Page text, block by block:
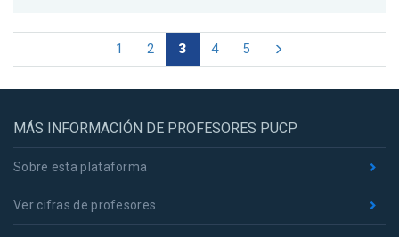
1 2 3 4 5
MÁS INFORMACIÓN DE PROFESORES PUCP
Sobre esta plataforma
Ver cifras de profesores